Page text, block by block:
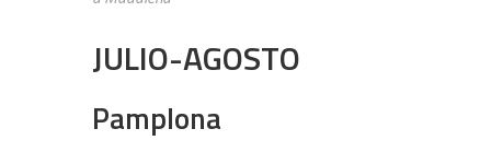
JULIO-AGOSTO
Pamplona